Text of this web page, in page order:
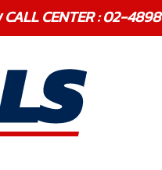
CENTER : 02-